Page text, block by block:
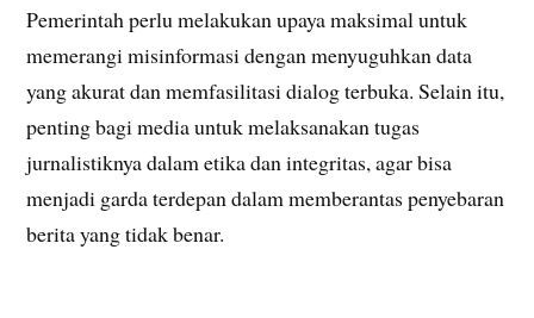
Pemerintah perlu melakukan upaya maksimal untuk
memerangi misinformasi dengan menyuguhkan data
yang akurat dan memfasilitasi dialog terbuka. Selain itu,
penting bagi media untuk melaksanakan tugas
jurnalistiknya dalam etika dan integritas, agar bisa
menjadi garda terdepan dalam memberantas penyebaran
berita yang tidak benar.